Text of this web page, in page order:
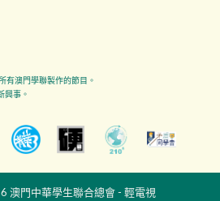
有澳門學聯製作的節目。
興事。
澳門中華學生聯合總會 - 輕電視